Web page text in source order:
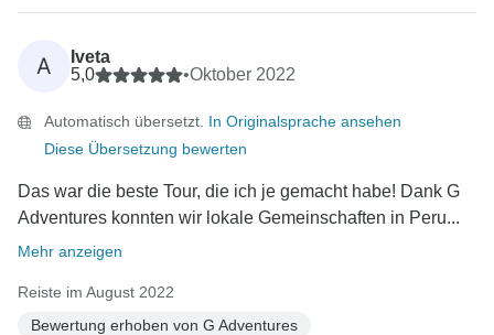
A
Iveta
5,0
•Oktober 2022
Automatisch übersetzt. In Originalsprache ansehen
Diese Übersetzung bewerten
Das war die beste Tour, die ich je gemacht habe! Dank G
Adventures konnten wir lokale Gemeinschaften in Peru...
Mehr anzeigen
Reiste im August 2022
Bewertung erhoben von G Adventures